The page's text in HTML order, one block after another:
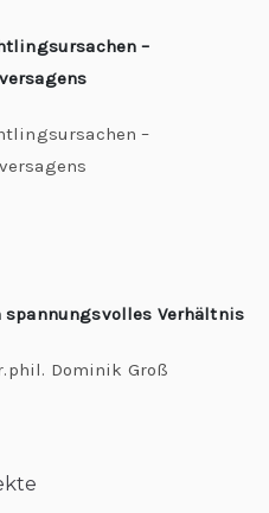
–
–
Verhältnis
Dominik Groß